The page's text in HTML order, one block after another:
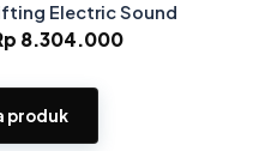
Electric Sound
8.304.000
produk